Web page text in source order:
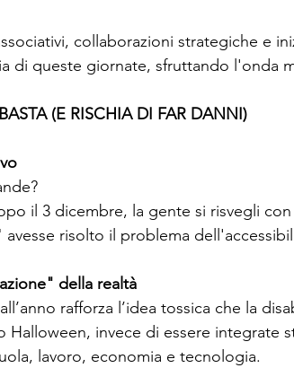
collaborazioni strategiche e
di queste giornate, sfruttando l'onda
(E RISCHIA DI FAR DANNI)
il 3 dicembre, la gente si risvegli
risolto il problema
della realtà
rafforza l’idea tossica che la
Halloween, invece di essere integrate
lavoro, economia e tecnologia.